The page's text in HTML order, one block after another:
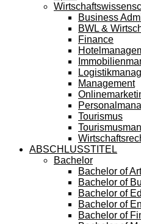
Business
BWL &
Finance
Management
Tourismus
ABSCHLUSSTITEL
Bachelor
Bachelor of
Bachelor of
Bachelor of
Bachelor of
Bachelor of